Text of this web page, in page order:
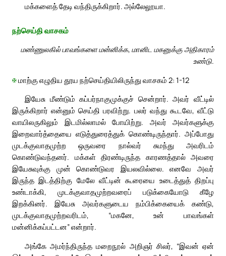
மக்களைத் தேடி வந்திருக்கிறார். அல்லேலூயா.
நற்செய்தி வாசகம்
மண்ணுலகில் பாவங்களை மன்னிக்க, மானிட மகனுக்கு அதிகாரம்
உண்டு.
✠மாற்கு எழுதிய தூய நற்செய்தியிலிருந்து வாசகம் 2: 1-12
இயேசு மீண்டும் கப்பர்நாகுமுக்குச் சென்றார். அவர் வீட்டில்
இருக்கிறார் என்னும் செய்தி பரவிற்று. பலர் வந்து கூடவே, வீட்டு
வாயிலருகிலும் இடமில்லாமல் போயிற்று. அவர் அவர்களுக்கு
இறைவார்த்தையை எடுத்துரைத்துக் கொண்டிருந்தார். அப்போது
முடக்குவாதமுற்ற ஒருவரை நால்வர் சுமந்து அவரிடம்
கொண்டுவந்தனர். மக்கள் திரண்டிருந்த காரணத்தால் அவரை
இயேசுவுக்கு முன் கொண்டுவர இயலவில்லை. எனவே அவர்
இருந்த இடத்திற்கு மேலே வீட்டின் கூரையை உடைத்துத் திறப்பு
உண்டாக்கி, முடக்குவாதமுற்றவரைப் படுக்கையோடு கீழே
இறக்கினர். இயேசு அவர்களுடைய நம்பிக்கையைக் கண்டு,
முடக்குவாதமுற்றவரிடம், “மகனே, உன் பாவங்கள்
மன்னிக்கப்பட்டன” என்றார்.
அங்கே அமர்ந்திருந்த மறைநூல் அறிஞர் சிலர், “இவன் ஏன்